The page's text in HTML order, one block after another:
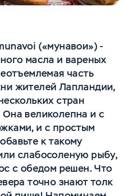
(«мунавои») -
масла и вареных
часть
жителей Лапландии,
стран
великолепна и с
и с простым
к такому
слабосоленую рыбу,
с обедом решен. Что
точно знают толк